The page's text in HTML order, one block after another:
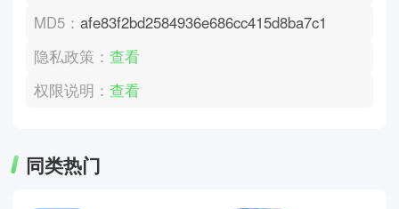
MD5：afe83f2bd2584936e686cc415d8ba7c1
隐私政策：查看
权限说明：查看
同类热门